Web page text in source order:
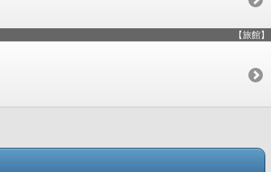
【旅館】